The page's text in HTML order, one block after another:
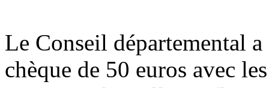
Le Conseil départemental
chèque de 50 euros avec